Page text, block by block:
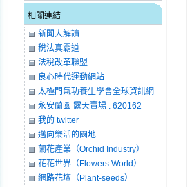
相關連結
新聞大解讀
稅法真霸道
法稅改革聯盟
良心時代運動網站
太極門氣功養生學會全球資訊網
永安蘭園 露天賣場 : 620162
我的 twitter
邁向樂活的園地
蘭花產業（Orchid Industry）
花花世界（Flowers World）
網路花壇（Plant-seeds）